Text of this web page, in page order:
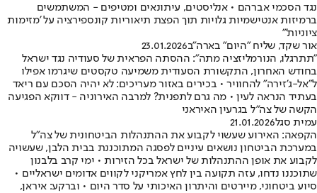
נגד הסכמי אברהם • אנליסטים, עיתונאים ומטיפים - המשתמשים
ברמיזות אנטישמיות גלויות תוך הפצת תיאוריות קונספירציה על 'מזימות
ציוניות'"
אור שקד, שליח "היום" בארה"ב23.01.2026
"תתרגלו, הנורמליזציה מתה": ההסתה הפראית של סעודיה נגד ישראל
בחודש האחרון, התקשורת הסעודית משמיעה טקסטים שיגרמו אפילו
ל"אל-ג'זירה" להחוויר • בכירים באזור מעריכים: לא יהיה הסכם עם ריאד
בעתיד הנראה לעין • מה גרם לתפנית? למרבה האירוניה - דווקא הפגיעה
הקשה של צה"ל בגרעין האיראני
עמית סגל21.01.2026
הקפאה: האירוע שעשוי לקבוע את ההתנהלות הביטחונית של צה"ל
במערכת הביטחון נושאים עיניים לפסגה המתוכננת בבית הלבן, שעשויה
לקבוע את אופן ההתנהלות של ישראל בכל הזירות • ימי קרב בלבנון
שתוכננו נדחו, עזה תקועה בין לחץ אמריקני לקווים אדומים ישראליים •
סיוע ביטחוני, מיירטים והיתרון האיכותי על סדר היום • וברקע: איראן,